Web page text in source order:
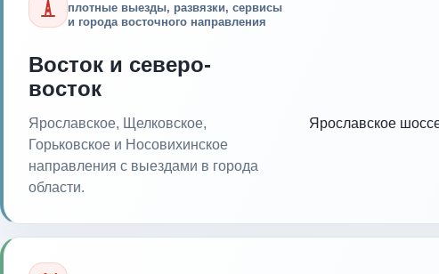
плотные выезды, развязки, сервисы
и города восточного направления
Восток и северо-
восток
Ярославское, Щелковское,
Горьковское и Носовихинское
направления с выездами в города
области.
Ярославское